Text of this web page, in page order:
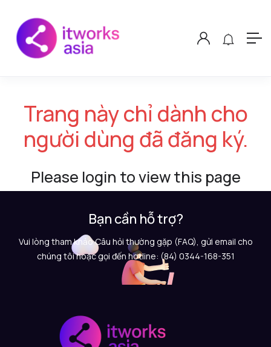
Trang này chỉ dành cho
người dùng đã đăng ký.
Please login to view this page
Bạn cần hỗ trợ?
Vui lòng tham khảo Câu hỏi thường gặp (FAQ), gửi email cho
chúng tôi hoặc gọi đến hotline: (84) 0344-168-351